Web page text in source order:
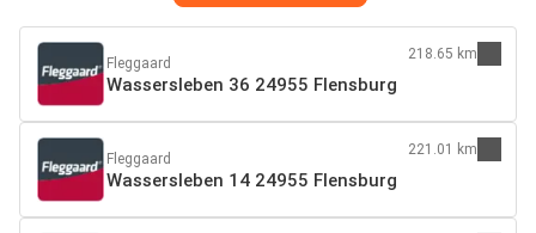
Fleggaard
Wassersleben 36 24955 Flensburg
218.65 km
Fleggaard
Wassersleben 14 24955 Flensburg
221.01 km